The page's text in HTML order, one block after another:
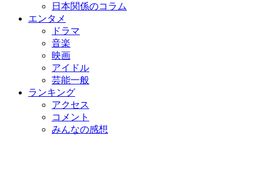
日本関係のコラム
エンタメ
ドラマ
音楽
映画
アイドル
芸能一般
ランキング
アクセス
コメント
みんなの感想